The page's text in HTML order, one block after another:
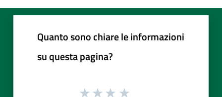
Quanto sono chiare le informazioni
su questa pagina?